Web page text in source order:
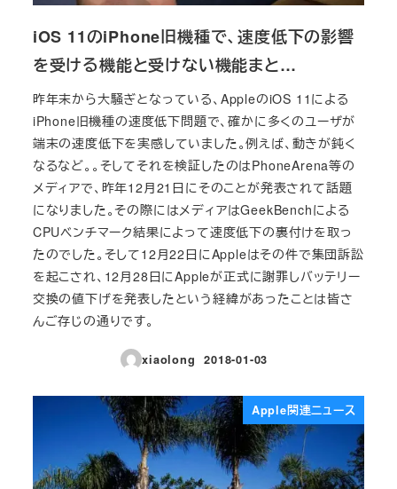
iOS 11のiPhone旧機種で、速度低下の影響
を受ける機能と受けない機能まと…
昨年末から大騒ぎとなっている、AppleのiOS 11による
iPhone旧機種の速度低下問題で、確かに多くのユーザが
端末の速度低下を実感していました。例えば、動きが鈍く
なるなど。。そしてそれを検証したのはPhoneArena等の
メディアで、昨年12月21日にそのことが発表されて話題
になりました。その際にはメディアはGeekBenchによる
CPUベンチマーク結果によって速度低下の裏付けを取っ
たのでした。そして12月22日にAppleはその件で集団訴訟
を起こされ、12月28日にAppleが正式に謝罪しバッテリー
交換の値下げを発表したという経緯があったことは皆さ
んご存じの通りです。
xiaolong
投稿日
2018-01-03
Apple関連ニュース